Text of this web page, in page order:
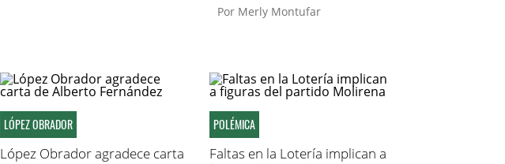
Por Merly Montufar
LÓPEZ OBRADOR
López Obrador agradece carta
POLÉMICA
Faltas en la Lotería implican a